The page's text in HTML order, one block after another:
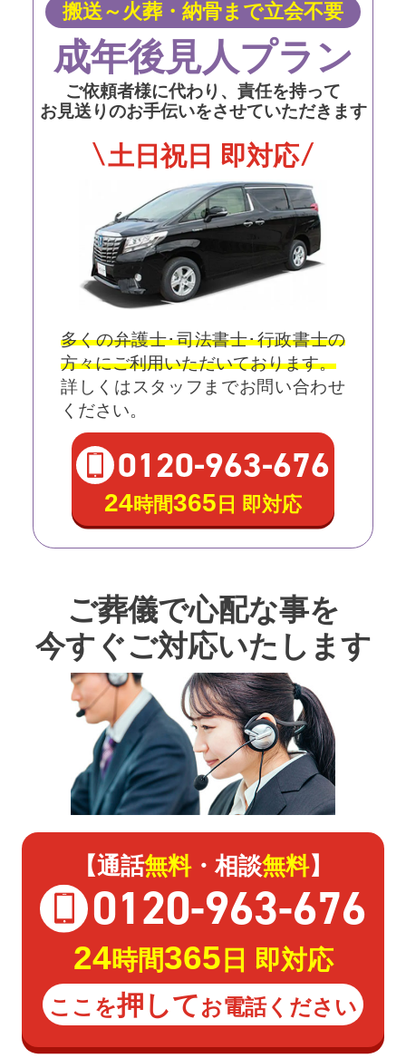
搬送～火葬・納骨まで立会不要
成年後見人プラン
ご依頼者様に代わり、責任を持って
お見送りのお手伝いをさせていただきます
土日祝日 即対応
多くの弁護士･司法書士･行政書士の
方々にご利用いただいております。
詳しくはスタッフまでお問い合わせ
ください。
0120-963-676
24時間365 日 即対応
ご葬儀で心配な事を
今すぐご対応いたします
【通話無料・相談無料】
0120-963-676
24時間365 日 即対応
ここを押してお電話ください